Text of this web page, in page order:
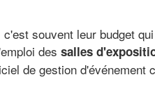
souvent leur budget
des salles
de gestion d'événement